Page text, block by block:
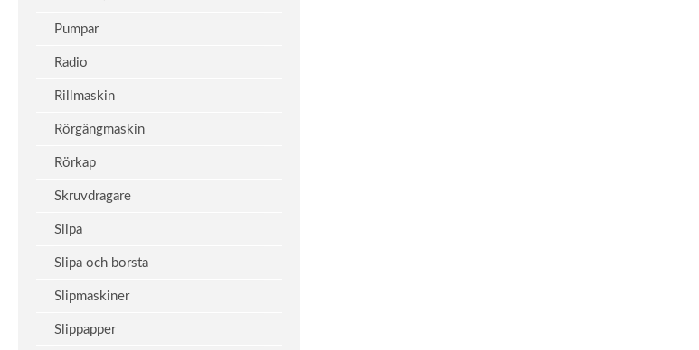
Pumpar
Radio
Rillmaskin
Rörgängmaskin
Rörkap
Skruvdragare
Slipa
Slipa och borsta
Slipmaskiner
Slippapper